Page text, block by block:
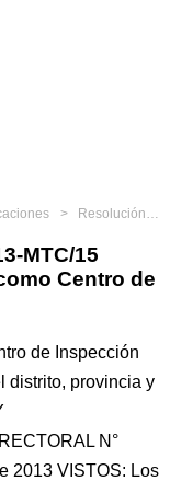
Resolución Directoral 2139-2013-MTC/15 Autorizan a Buckingham SAC como Centro de Inspección Técnica Vehicular
MTC/15
Centro de
de Inspección
distrito, provincia y
N°
2013 VISTOS: Los